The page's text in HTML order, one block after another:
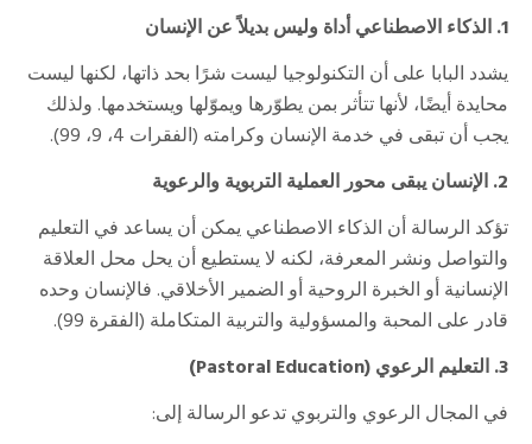
1. الذكاء الاصطناعي أداة وليس بديلاً عن الإنسان
يشدد البابا على أن التكنولوجيا ليست شرًا بحد ذاتها، لكنها ليست
محايدة أيضًا، لأنها تتأثر بمن يطوّرها ويموّلها ويستخدمها. ولذلك
يجب أن تبقى في خدمة الإنسان وكرامته (الفقرات 4، 9، 99).
2. الإنسان يبقى محور العملية التربوية والرعوية
تؤكد الرسالة أن الذكاء الاصطناعي يمكن أن يساعد في التعليم
والتواصل ونشر المعرفة، لكنه لا يستطيع أن يحل محل العلاقة
الإنسانية أو الخبرة الروحية أو الضمير الأخلاقي. فالإنسان وحده
قادر على المحبة والمسؤولية والتربية المتكاملة (الفقرة 99).
3. التعليم الرعوي (
Pastoral Education
)
في المجال الرعوي والتربوي تدعو الرسالة إلى: